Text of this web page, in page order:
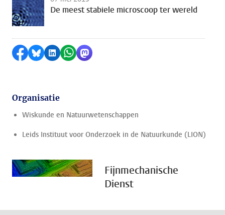
De meest stabiele microscoop ter wereld
Delen op Facebook
Delen via Bluesky
Delen op LinkedIn
Delen via WhatsApp
Delen via Mastodon
Organisatie
Wiskunde en Natuurwetenschappen
Leids Instituut voor Onderzoek in de Natuurkunde (LION)
Fijnmechanische
Dienst